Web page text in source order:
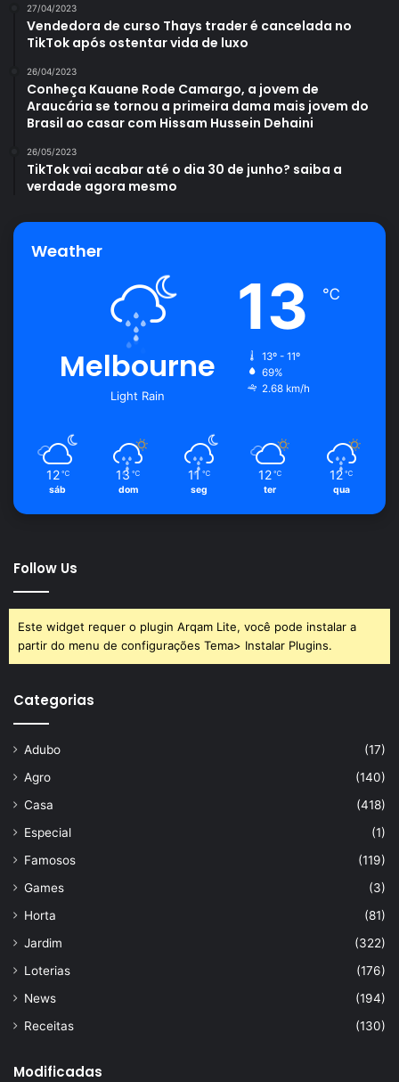
abacate grão de bico quinoa
Salada verde
27/04/2023
Vendedora de curso Thays trader é cancelada no
TikTok após ostentar vida de luxo
26/04/2023
Conheça Kauane Rode Camargo, a jovem de
Araucária se tornou a primeira dama mais jovem do
Brasil ao casar com Hissam Hussein Dehaini
26/05/2023
TikTok vai acabar até o dia 30 de junho? saiba a
verdade agora mesmo
Weather
Melbourne
Light Rain
13 ℃
13º - 11º
69%
2.68 km/h
12 ℃
sáb
13 ℃
dom
11 ℃
seg
12 ℃
ter
12 ℃
qua
Follow Us
Este widget requer o plugin Arqam Lite, você pode instalar a
partir do menu de configurações Tema> Instalar Plugins.
Categorias
Adubo
(17)
Agro
(140)
Casa
(418)
Especial
(1)
Famosos
(119)
Games
(3)
Horta
(81)
Jardim
(322)
Loterias
(176)
News
(194)
Receitas
(130)
Modificadas